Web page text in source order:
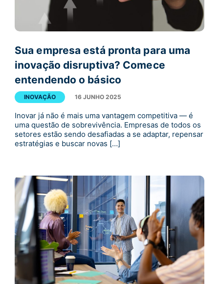
Sua empresa está pronta para uma
inovação disruptiva? Comece
entendendo o básico
INOVAÇÃO 16 JUNHO 2025
Inovar já não é mais uma vantagem competitiva — é
uma questão de sobrevivência. Empresas de todos os
setores estão sendo desafiadas a se adaptar, repensar
estratégias e buscar novas […]